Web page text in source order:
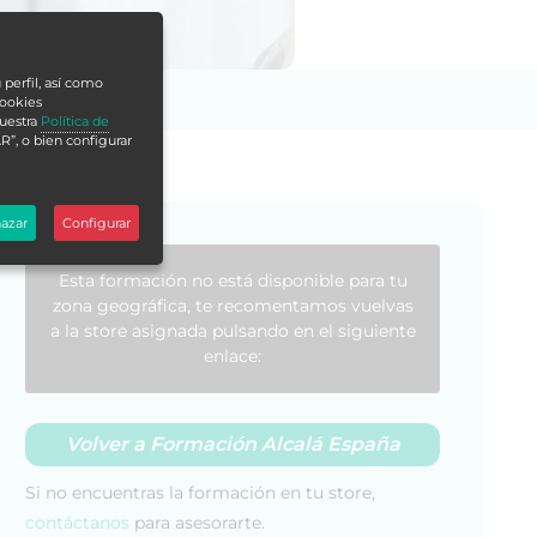
Esta formación no está disponible para tu
zona geográfica, te recomentamos vuelvas
a la store asignada pulsando en el siguiente
enlace:
Volver a Formación Alcalá España
Si no encuentras la formación en tu store,
contáctanos para asesorarte.
perfil, así como
Política de
o bien configurar
Configurar